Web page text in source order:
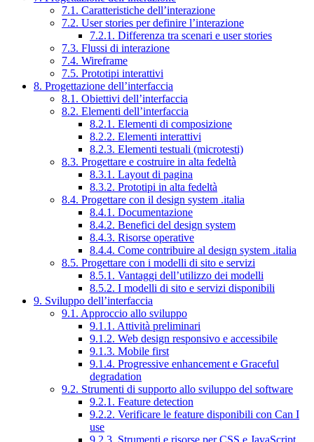
7.1. Caratteristiche dell’interazione
7.2. User stories per definire l’interazione
7.2.1. Differenza tra scenari e user stories
7.3. Flussi di interazione
7.4. Wireframe
7.5. Prototipi interattivi
8. Progettazione dell’interfaccia
8.1. Obiettivi dell’interfaccia
8.2. Elementi dell’interfaccia
8.2.1. Elementi di composizione
8.2.2. Elementi interattivi
8.2.3. Elementi testuali (microtesti)
8.3. Progettare e costruire in alta fedeltà
8.3.1. Layout di pagina
8.3.2. Prototipi in alta fedeltà
8.4. Progettare con il design system .italia
8.4.1. Documentazione
8.4.2. Benefici del design system
8.4.3. Risorse operative
8.4.4. Come contribuire al design system .italia
8.5. Progettare con i modelli di sito e servizi
8.5.1. Vantaggi dell’utilizzo dei modelli
8.5.2. I modelli di sito e servizi disponibili
9. Sviluppo dell’interfaccia
9.1. Approccio allo sviluppo
9.1.1. Attività preliminari
9.1.2. Web design responsivo e accessibile
9.1.3. Mobile first
9.1.4. Progressive enhancement e Graceful
degradation
9.2. Strumenti di supporto allo sviluppo del software
9.2.1. Feature detection
9.2.2. Verificare le feature disponibili con Can I
use
9.2.3. Strumenti e risorse per CSS e JavaScript